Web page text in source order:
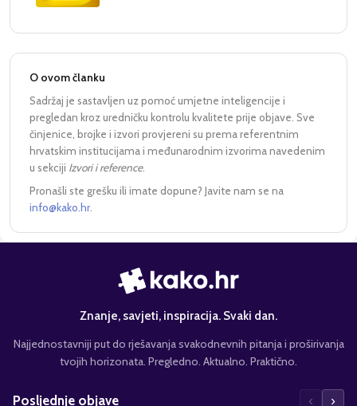
O ovom članku
Sadržaj je sastavljen uz pomoć umjetne inteligencije i
pregledan kroz uredničku kontrolu kvalitete prije objave. Sve
činjenice, brojke i izvori provjereni su prema referentnim
hrvatskim institucijama i međunarodnim izvorima navedenim
u sekciji Izvori i reference.
Pronašli ste grešku ili imate dopune? Javite nam se na
info@kako.hr.
Znanje, savjeti, inspiracija. Svaki dan.
Najjednostavniji put do rješavanja svakodnevnih pitanja i proširivanja
tvojih horizonata. Pregledno. Aktualno. Praktično.
Posljednje objave ‹ ›